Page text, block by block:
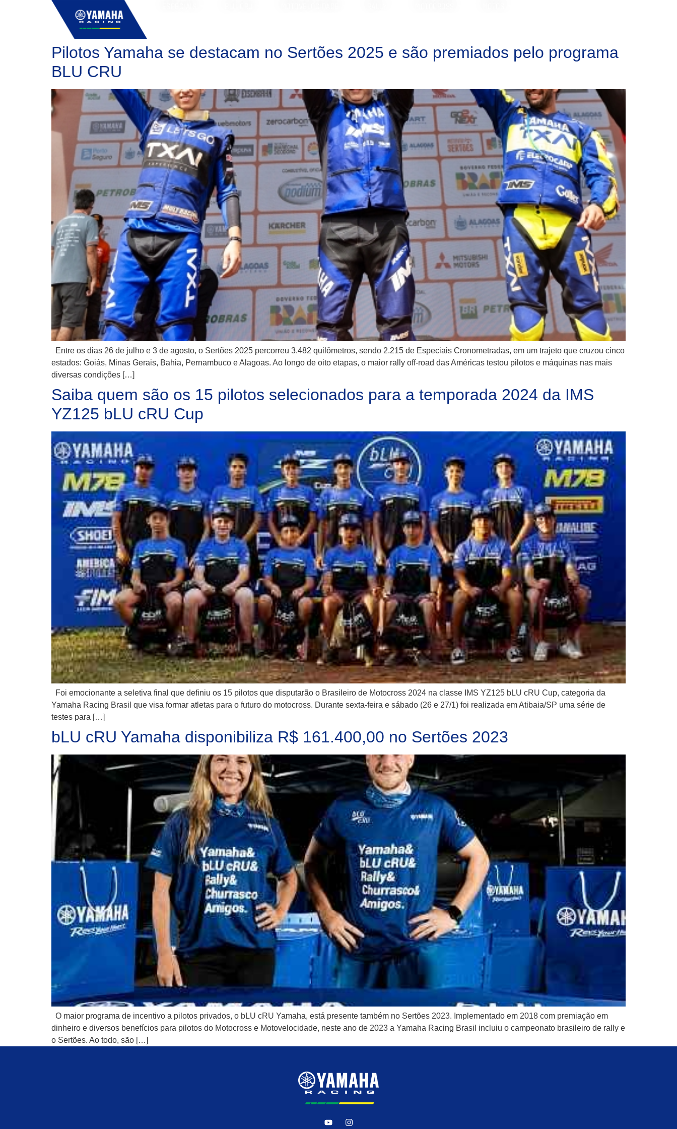
Pilotos Yamaha se destacam no Sertões 2025 e são premiados pelo programa
BLU CRU
Entre os dias 26 de julho e 3 de agosto, o Sertões 2025 percorreu 3.482 quilômetros, sendo 2.215 de Especiais Cronometradas, em um trajeto que cruzou cinco
estados: Goiás, Minas Gerais, Bahia, Pernambuco e Alagoas. Ao longo de oito etapas, o maior rally off-road das Américas testou pilotos e máquinas nas mais
diversas condições […]
Saiba quem são os 15 pilotos selecionados para a temporada 2024 da IMS
YZ125 bLU cRU Cup
Foi emocionante a seletiva final que definiu os 15 pilotos que disputarão o Brasileiro de Motocross 2024 na classe IMS YZ125 bLU cRU Cup, categoria da
Yamaha Racing Brasil que visa formar atletas para o futuro do motocross. Durante sexta-feira e sábado (26 e 27/1) foi realizada em Atibaia/SP uma série de
testes para […]
bLU cRU Yamaha disponibiliza R$ 161.400,00 no Sertões 2023
O maior programa de incentivo a pilotos privados, o bLU cRU Yamaha, está presente também no Sertões 2023. Implementado em 2018 com premiação em
dinheiro e diversos benefícios para pilotos do Motocross e Motovelocidade, neste ano de 2023 a Yamaha Racing Brasil incluiu o campeonato brasileiro de rally e
o Sertões. Ao todo, são […]